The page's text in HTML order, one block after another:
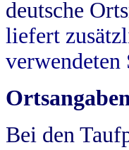
deutsche
liefert
verwendeten
Bei den